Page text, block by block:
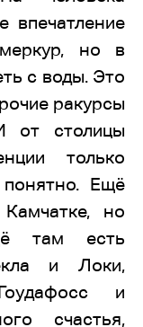
впечатление
но в
с воды. Это
ракурсы
от столицы
только
Ещё
но
там есть
и Локи,
и
счастья,